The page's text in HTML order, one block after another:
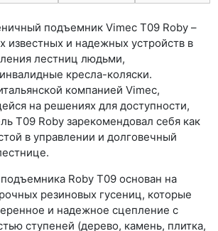
подъемник Vimec Т09 Roby –
известных и надежных устройств в
лестниц людьми,
кресла-коляски.
компанией Vimec,
на решениях для доступности,
Т09 Roby зарекомендовал себя как
в управлении и долговечный
Roby Т09 основан на
резиновых гусениц, которые
и надежное сцепление с
ступеней (дерево, камень, плитка,